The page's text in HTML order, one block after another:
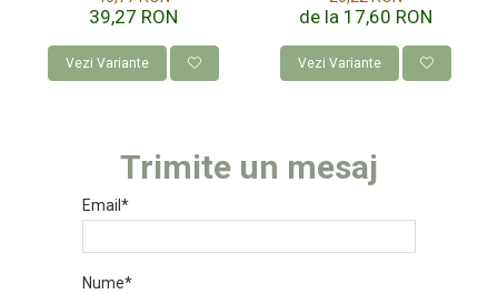
39,27 RON
Vezi Variante
de la 17,60 RON
Vezi Variante
Trimite un mesaj
Email*
Nume*